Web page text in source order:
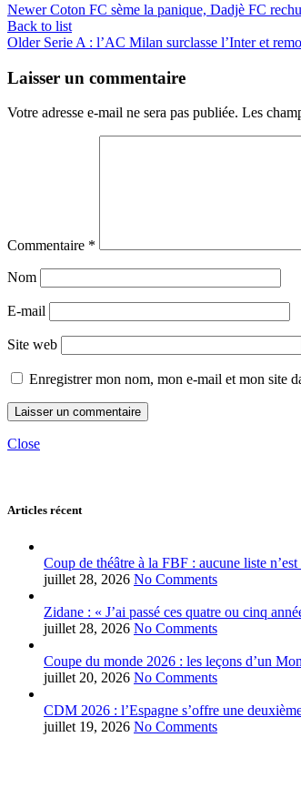
Newer Coton FC sème la panique, Dadjè FC
Back to list
Older Serie A : l’AC Milan surclasse l’Inter et
Laisser un commentaire
Votre adresse e-mail ne sera pas publiée. Les
Commentaire *
Nom
E-mail
Site web
Enregistrer mon nom, mon e-mail et mon site
Close
Articles récent
Coup de théâtre à la FBF : aucune liste
juillet 28, 2026 No Comments
Zidane : « J’ai passé ces quatre ou cinq
juillet 28, 2026 No Comments
Coupe du monde 2026 : les leçons d’un
juillet 20, 2026 No Comments
CDM 2026 : l’Espagne s’offre une
juillet 19, 2026 No Comments